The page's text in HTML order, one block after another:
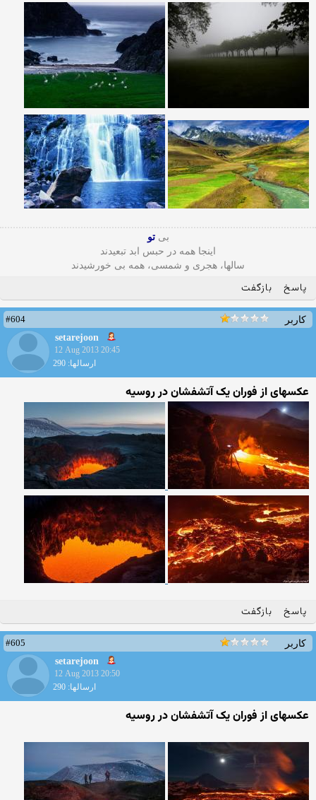
بی تو
اینجا همه در حبس ابد تبعیدند
سالها، هجری و شمسی، همه بی خورشیدند
پاسخ بازگفت
کاربر
#604
setarejoon
12 Aug 2013 20:45
ارسالها: 290
عکسهای از فوران یک آتشفشان در روسیه
پاسخ بازگفت
کاربر
#605
setarejoon
12 Aug 2013 20:50
ارسالها: 290
عکسهای از فوران یک آتشفشان در روسیه